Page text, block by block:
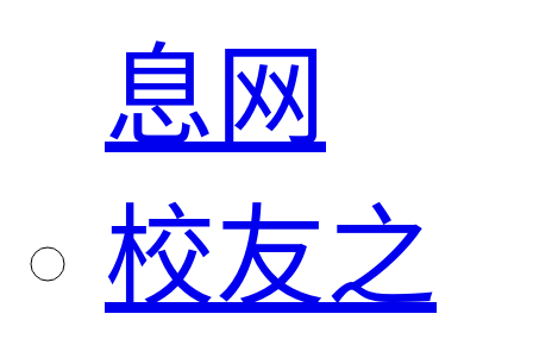
息网
校友之